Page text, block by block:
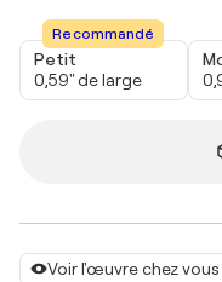
Voir l'œuvre chez vous
Recommandé
Petit
0,59" de large